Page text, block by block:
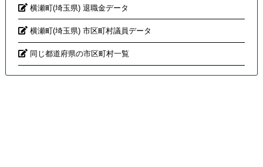
横瀬町(埼玉県) 退職金データ
横瀬町(埼玉県) 市区町村議員データ
同じ都道府県の市区町村一覧